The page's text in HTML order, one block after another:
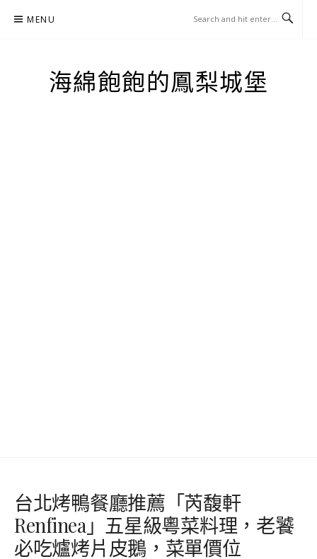
MENU
海綿飽飽的鳳梨城堡
台北烤鴨餐廳推薦「芮馥軒
Renfinea」五星級粵菜料理，老饕
必吃爐烤片皮鵝，菜單價位